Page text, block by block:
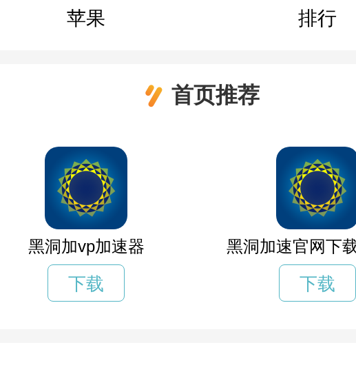
苹果 排行
首页推荐
黑洞加vp加速器
下载
黑洞加速官网下
下载